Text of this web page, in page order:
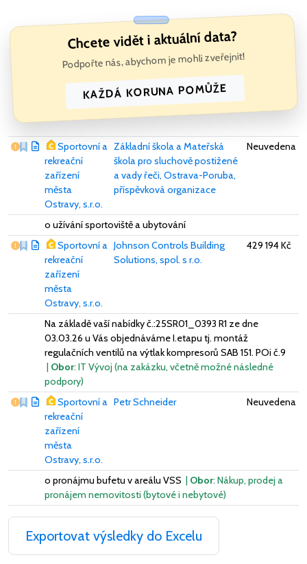
Chcete vidět i aktuální data?
Podpořte nás, abychom je mohli zveřejnit!
KAŽDÁ KORUNA POMŮŽE
Vážný nedostatek
Sportovní a
rekreační
zařízení
města
Ostravy, s.r.o.
Základní škola a Mateřská
škola pro sluchově postižené
a vady řeči, Ostrava-Poruba,
příspěvková organizace
Neuvedena
o užívání sportoviště a ubytování
Vážný nedostatek
Sportovní a
rekreační
zařízení
města
Ostravy, s.r.o.
Johnson Controls Building
Solutions, spol. s r.o.
429 194 Kč
Na základě vaší nabídky č.:25SR01_0393 R1 ze dne
03.03.26 u Vás objednáváme I.etapu tj. montáž
regulačních ventilů na výtlak kompresorů SAB 151. POi č.9
| Obor: IT Vývoj (na zakázku, včetně možné následné
podpory)
Vážný nedostatek
Sportovní a
rekreační
zařízení
města
Ostravy, s.r.o.
Petr Schneider Neuvedena
o pronájmu bufetu v areálu VSS | Obor: Nákup, prodej a
pronájem nemovitosti (bytové i nebytové)
Exportovat výsledky do Excelu